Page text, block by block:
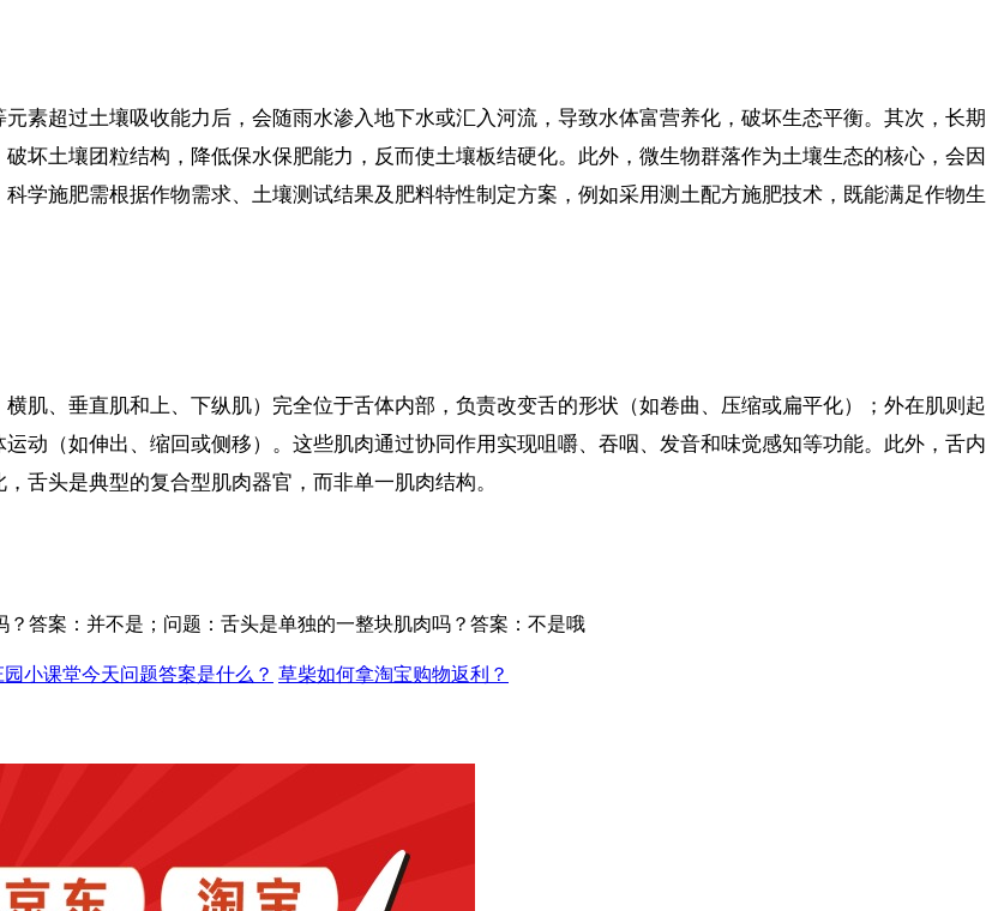
素超过土壤吸收能力后，会随雨水渗入地下水或汇入河流，导致水体富营养化，破坏生态平衡。其次，长期
坏土壤团粒结构，降低保水保肥能力，反而使土壤板结硬化。此外，微生物群落作为土壤生态的核心，会因
学施肥需根据作物需求、土壤测试结果及肥料特性制定方案，例如采用测土配方施肥技术，既能满足作物生
肌、垂直肌和上、下纵肌）完全位于舌体内部，负责改变舌的形状（如卷曲、压缩或扁平化）；外在肌则起
动（如伸出、缩回或侧移）。这些肌肉通过协同作用实现咀嚼、吞咽、发音和味觉感知等功能。此外，舌内
舌头是典型的复合型肌肉器官，而非单一肌肉结构。
答案：并不是；问题：舌头是单独的一整块肌肉吗？答案：不是哦
园小课堂今天问题答案是什么？ 草柴如何拿淘宝购物返利？